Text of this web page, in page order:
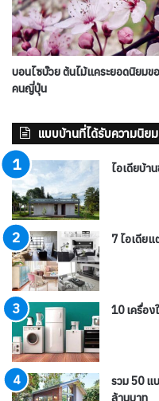
บอนไซบ๊วย ต้นไม้แคระยอดนิยมข
คนญี่ปุ่น
แบบบ้านที่ได้รับความนิย
ไอเดียบ้า
7 ไอเดีย
10 เครื่อง
รวม 50 แ
ล้านบาท